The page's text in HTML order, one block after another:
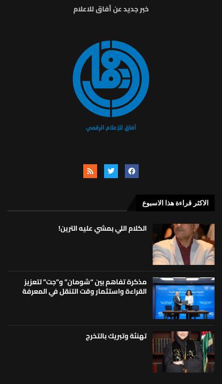
خبر جديد عن أفاق للاعلام
الاكثر قراءة هذا الاسبوع
الكلام اللي بمشي عليه الترين!
مذكرة تفاهم بين “شومان” و”جت” لتعزيز
القراءة واستثمار وقت التنقل في المعرفة
تهنئة وتبريك بالتخرج